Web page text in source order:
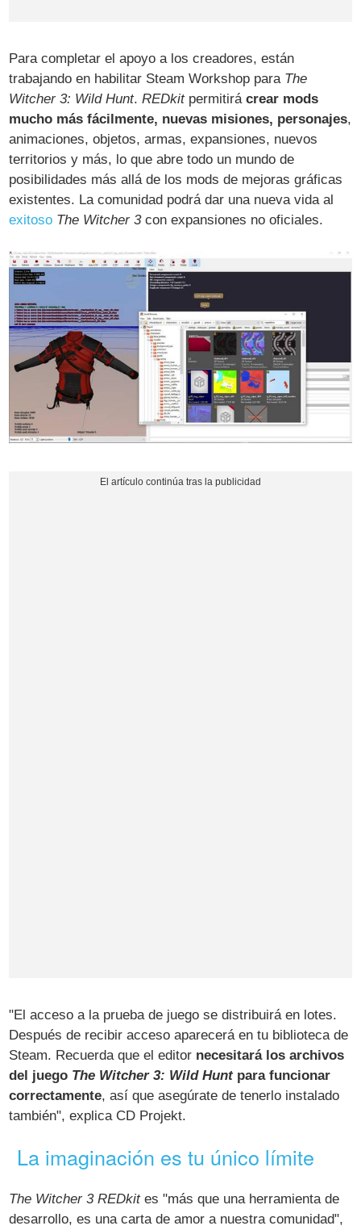
Para completar el apoyo a los creadores, están
trabajando en habilitar Steam Workshop para The
Witcher 3: Wild Hunt.REDkitpermitirácrear mods
mucho más fácilmente, nuevas misiones, personajes,
animaciones, objetos, armas, expansiones, nuevos
territorios y más, lo que abre todo un mundo de
posibilidades más allá de los mods de mejoras gráficas
existentes. La comunidad podrá dar una nueva vida al
exitoso The Witcher 3con expansiones no oficiales.
"El acceso a la prueba de juego se distribuirá en lotes.
Después de recibir acceso aparecerá en tu biblioteca de
Steam. Recuerda que el editor necesitará los archivos
del juego The Witcher 3: Wild Huntpara funcionar
correctamente, así que asegúrate de tenerlo instalado
también", explica CD Projekt.
La imaginación es tu único límite
The Witcher 3 REDkites "más que una herramienta de
desarrollo, es una carta de amor a nuestra comunidad",